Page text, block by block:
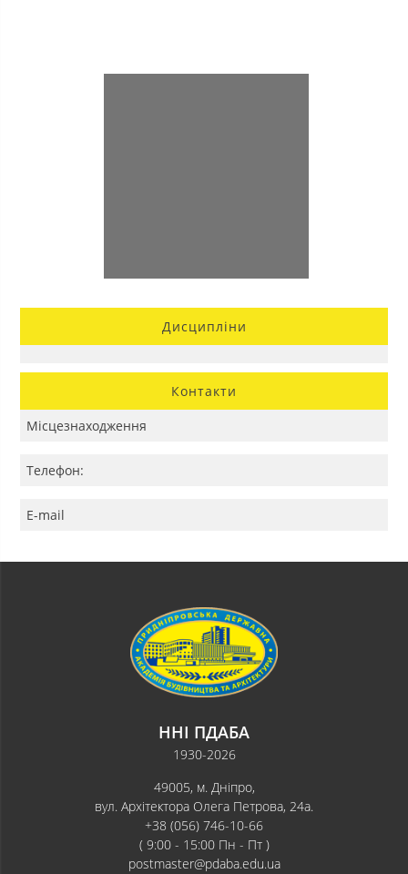
Дисципліни
Контакти
Місцезнаходження
Телефон:
E-mail
ННІ ПДАБА
1930-2026
49005, м. Дніпро,
вул. Архітектора Олега Петрова, 24а.
+38 (056) 746-10-66
( 9:00 - 15:00 Пн - Пт )
postmaster@pdaba.edu.ua